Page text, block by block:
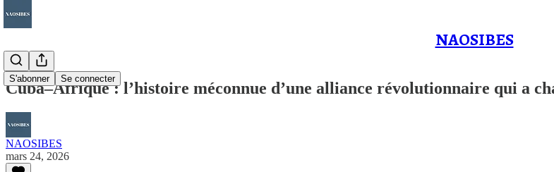
NAOSIBES
S'abonner Se connecter
Cuba–Afrique : l’histoire méconnue d’une alliance révolutionnaire qui a
NAOSIBES
mars 24, 2026